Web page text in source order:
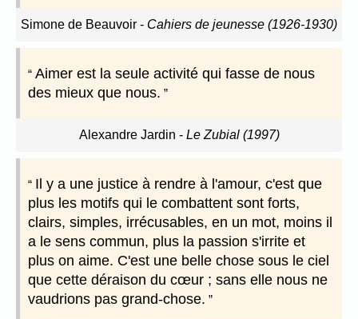
Simone de Beauvoir - Cahiers de jeunesse (1926-1930)
Aimer est la seule activité qui fasse de nous
des mieux que nous.
Alexandre Jardin - Le Zubial (1997)
Il y a une justice à rendre à l'amour, c'est que
plus les motifs qui le combattent sont forts,
clairs, simples, irrécusables, en un mot, moins il
a le sens commun, plus la passion s'irrite et
plus on aime. C'est une belle chose sous le ciel
que cette déraison du cœur ; sans elle nous ne
vaudrions pas grand-chose.